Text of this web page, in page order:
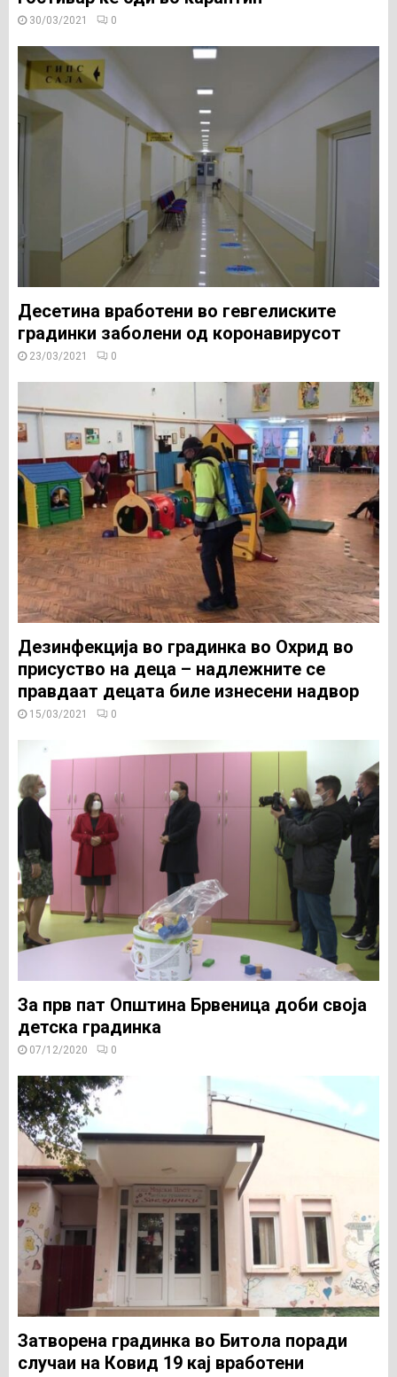
30/03/2021 0
Десетина вработени во гевгелиските
градинки заболени од коронавирусот
23/03/2021 0
Дезинфекција во градинка во Охрид во
присуство на деца – надлежните се
правдаат децата биле изнесени надвор
15/03/2021 0
За прв пат Општина Брвеница доби своја
детска градинка
07/12/2020 0
Затворена градинка во Битола поради
случаи на Ковид 19 кај вработени